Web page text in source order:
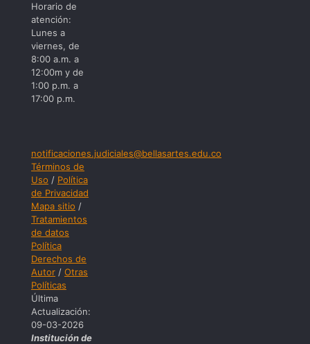
Horario de
atención:
Lunes a
viernes, de
8:00 a.m. a
12:00m y de
1:00 p.m. a
17:00 p.m.
notificaciones.judiciales@bellasartes.edu.co
Términos de
Uso / Política
de Privacidad
Mapa sitio /
Tratamientos
de datos
Política
Derechos de
Autor / Otras
Políticas
Última
Actualización:
09-03-2026
Institución de